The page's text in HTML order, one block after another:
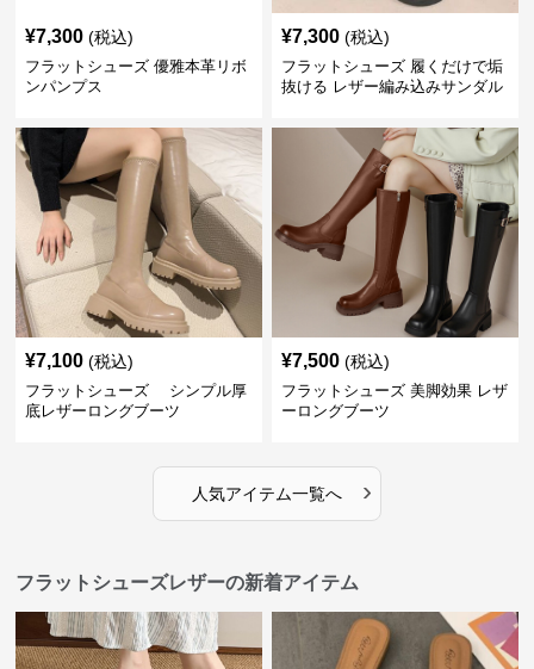
¥7,300 (税込)
フラットシューズ 優雅本革リボ
ンパンプス
¥7,300 (税込)
フラットシューズ 履くだけで垢
抜ける レザー編み込みサンダル
¥7,100 (税込)
フラットシューズ シンプル厚
底レザーロングブーツ
¥7,500 (税込)
フラットシューズ 美脚効果 レザ
ーロングブーツ
人気アイテム一覧へ ›
フラットシューズレザーの新着アイテム